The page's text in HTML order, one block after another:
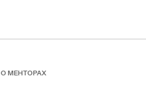
О МЕНТОРАХ